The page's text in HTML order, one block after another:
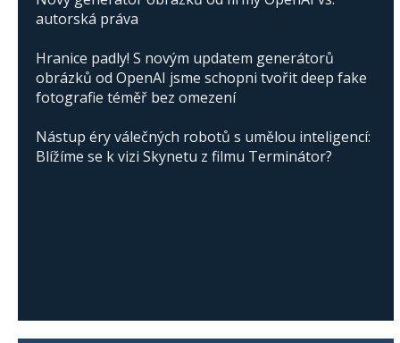
autorská práva
Hranice padly! S novým updatem generátorů
obrázků od OpenAI jsme schopni tvořit deep fake
fotografie téměř bez omezení
Nástup éry válečných robotů s umělou inteligencí:
Blížíme se k vizi Skynetu z filmu Terminátor?